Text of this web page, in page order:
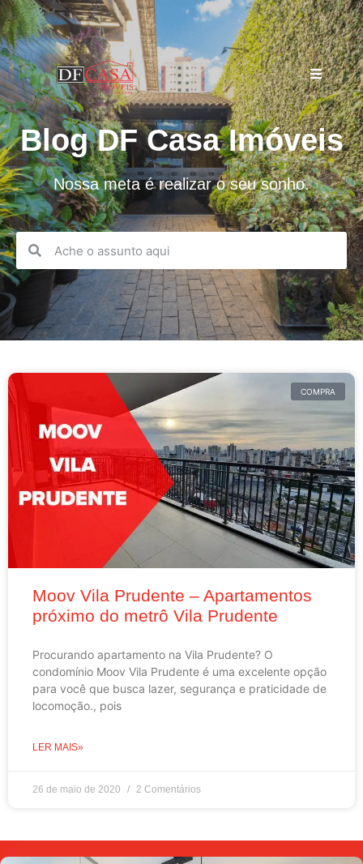
Blog DF Casa Imóveis
Nossa meta é realizar o seu sonho.
COMPRA
Moov Vila Prudente – Apartamentos
próximo do metrô Vila Prudente
Procurando apartamento na Vila Prudente? O
condomínio Moov Vila Prudente é uma excelente opção
para você que busca lazer, segurança e praticidade de
locomoção., pois
LER MAIS»
26 de maio de 2020 2 Comentários